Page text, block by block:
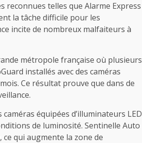
reconnues telles que Alarme Express
la tâche difficile pour les
incite de nombreux malfaiteurs à
métropole française où plusieurs
installés avec des caméras
Ce résultat prouve que dans de
équipées d’illuminateurs LED
de luminosité. Sentinelle Auto
qui augmente la zone de